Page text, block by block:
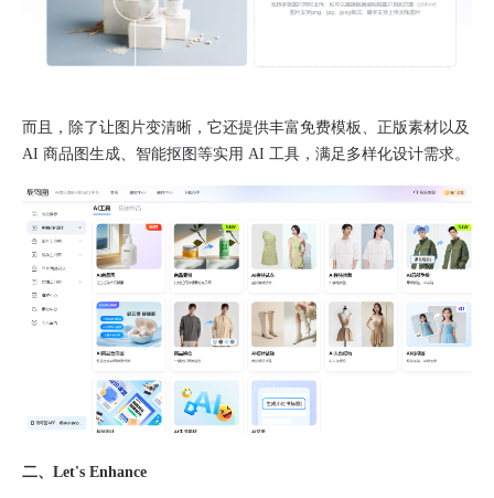
而且，除了让图片变清晰，它还提供丰富免费模板、正版素材以及
AI 商品图生成、智能抠图等实用 AI 工具，满足多样化设计需求。​
二、Let's Enhance​